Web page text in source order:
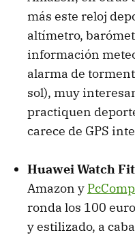
más este reloj
altímetro,
información
alarma de
sol), muy
practiquen
carece de GPS
Huawei Watch Fit
Amazon y
ronda los 100
y estilizado, a